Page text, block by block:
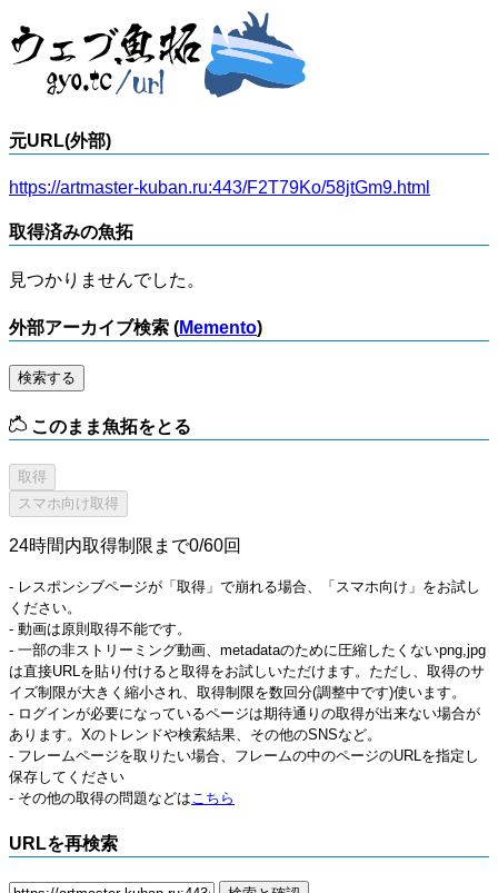
元URL(外部)
https://artmaster-kuban.ru:443/F2T79Ko/58jtGm9.html
取得済みの魚拓
見つかりませんでした。
外部アーカイブ検索 (Memento)
検索する
このまま魚拓をとる
24時間内取得制限まで0/60回
- レスポンシブページが「取得」で崩れる場合、「スマホ向け」をお試し
ください。
- 動画は原則取得不能です。
- 一部の非ストリーミング動画、metadataのために圧縮したくないpng,jpg
は直接URLを貼り付けると取得をお試しいただけます。ただし、取得のサ
イズ制限が大きく縮小され、取得制限を数回分(調整中です)使います。
- ログインが必要になっているページは期待通りの取得が出来ない場合が
あります。Xのトレンドや検索結果、その他のSNSなど。
- フレームページを取りたい場合、フレームの中のページのURLを指定し
保存してください
- その他の取得の問題などはこちら
URLを再検索